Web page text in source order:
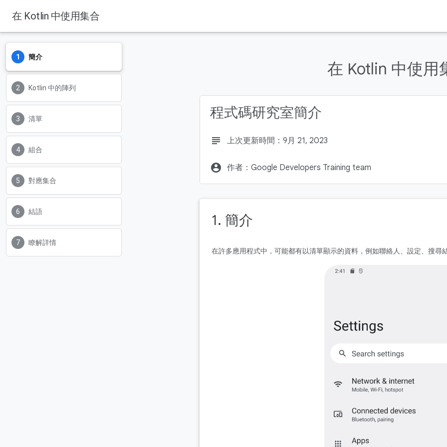
在 Kotlin 中使用集合
簡介
Kotlin 中的陣列
清單
組合
對應集合
結語
瞭解詳情
在 Kotlin 中使用
程式碼研究室簡介
subject 上次更新時間：9月 21, 2023
account_circle 作者：Google Developers Training team
1. 簡介
在許多應用程式中，可能都有以清單顯示的資料，例如聯絡人、設定、搜尋